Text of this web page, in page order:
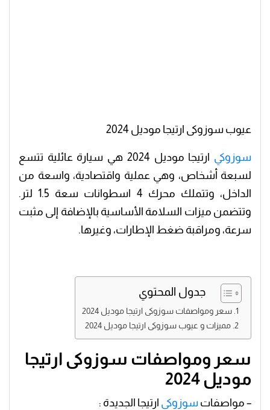
عيوب سوزوكى ارتيجا موديل 2024
سوزوكي
ارتيجا موديل 2024 هي سيارة عائلية تتسع
لسبعة أشخاص، وهي عملية واقتصادية، واسعة من
الداخل، وتتملك محرك 4 اسطوانات سعة 1.5 لتر.
وتتضمن ميزات السلامة الأساسية بالإضافة إلى مثبت
سرعة، ومراقبة ضغط الإطارات، وغيرها.
جدول المحتوي
سعر ومواصفات سوزوكى ارتيجا موديل 2024
مميزات و عيوب سوزوكى ارتيجا موديل 2024
سعر ومواصفات سوزوكى ارتيجا
موديل 2024
– مواصفات سوزوكى ارتيجا الجديدة :